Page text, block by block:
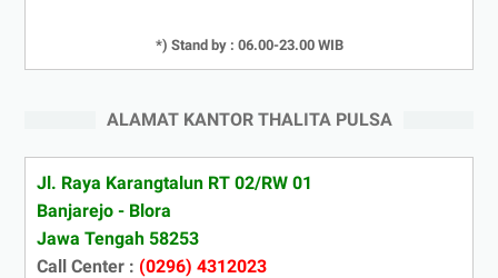
*) Stand by : 06.00-23.00 WIB
ALAMAT KANTOR THALITA PULSA
Jl. Raya Karangtalun RT 02/RW 01
Banjarejo - Blora
Jawa Tengah 58253
Call Center : (0296) 4312023